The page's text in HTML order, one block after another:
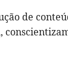
de